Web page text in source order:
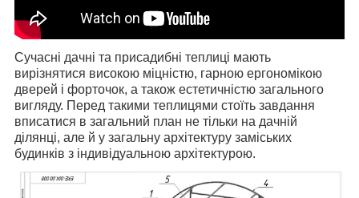
Сучасні дачні та присадибні теплиці мають
вирізнятися високою міцністю, гарною ергономікою
дверей і форточок, а також естетичністю загального
вигляду. Перед такими теплицями стоїть завдання
вписатися в загальний план не тільки на дачній
ділянці, але й у загальну архітектуру заміських
будинків з індивідуальною архітектурою.